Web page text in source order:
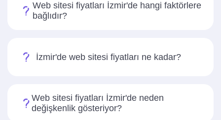
Web sitesi fiyatları İzmir'de hangi faktörlere
bağlıdır?
İzmir'de web sitesi fiyatları ne kadar?
Web sitesi fiyatları İzmir'de neden
değişkenlik gösteriyor?